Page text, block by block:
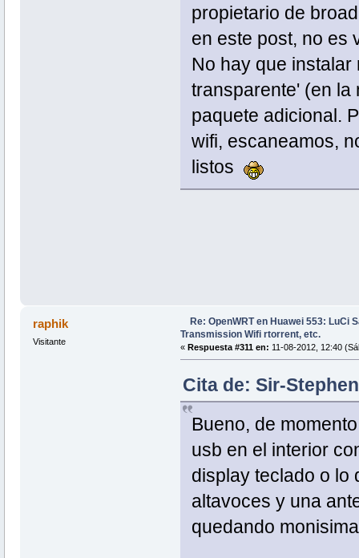
propietario de
en este post, no es
No hay que
transparente' (en la
paquete adicional.
wifi, escaneamos,
listos
raphik
Visitante
Re: OpenWRT en Huawei 553: LuCi
Transmission Wifi rtorrent, etc.
« Respuesta #311 en: 11-08-2012, 12:40
Cita de: Sir-
Bueno, de
usb en el interior
display teclado o lo
altavoces y una
quedando